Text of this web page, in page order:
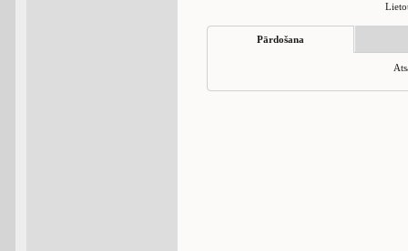
Pārdošana